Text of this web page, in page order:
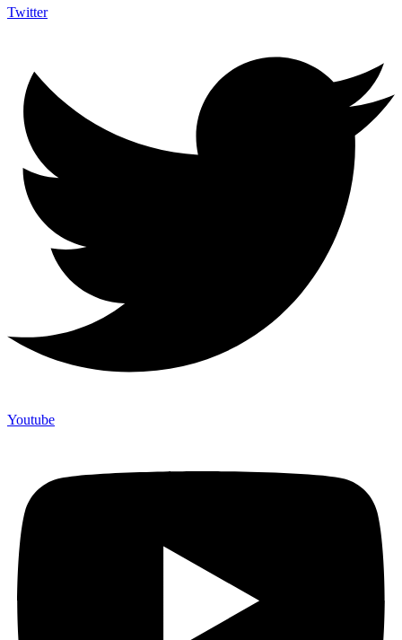
Twitter
Youtube